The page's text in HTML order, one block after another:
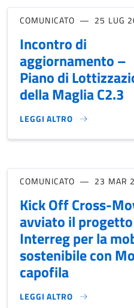
COMUNICATO 25 LUG
Incontro di
aggiornamento –
Piano di
della Maglia C2.3
LEGGI ALTRO
INCONTRO DI
COMUNICATO 23 MAR
Kick Off Cross-
avviato il progetto
Interreg per la
sostenibile con
capofila
LEGGI ALTRO
KICK OFF CROSS-MOVE: